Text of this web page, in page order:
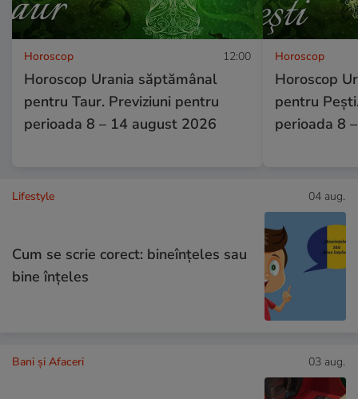
Horoscop 12:00
Horoscop Urania săptămânal
pentru Taur. Previziuni pentru
perioada 8 – 14 august 2026
Horoscop
Horoscop
pentru
perioada 8
Lifestyle 04 aug.
Cum se scrie corect: bineînțeles sau
bine înțeles
Bani și Afaceri 03 aug.